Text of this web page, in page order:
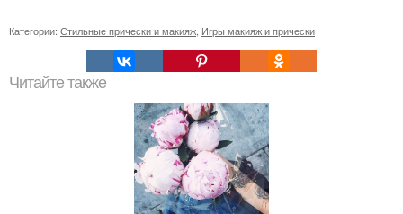
Категории: Стильные прически и макияж Игры макияж и прически
Читайте также